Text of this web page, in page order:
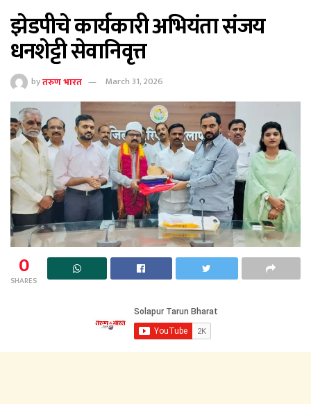
झेडपीचे कार्यकारी अभियंता संजय
धनशेट्टी सेवानिवृत्त
byतरुण भारत March 31, 2026
0
SHARES